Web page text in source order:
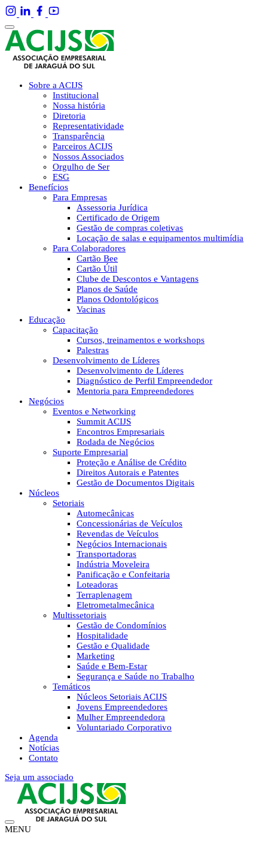
Sobre a ACIJS
Institucional
Nossa história
Diretoria
Representatividade
Transparência
Parceiros ACIJS
Nossos Associados
Orgulho de Ser
ESG
Benefícios
Para Empresas
Assessoria Jurídica
Certificado de Origem
Gestão de compras coletivas
Locação de salas e equipamentos multimídia
Para Colaboradores
Cartão Bee
Cartão Útil
Clube de Descontos e Vantagens
Planos de Saúde
Planos Odontológicos
Vacinas
Educação
Capacitação
Cursos, treinamentos e workshops
Palestras
Desenvolvimento de Líderes
Desenvolvimento de Líderes
Diagnóstico de Perfil Empreendedor
Mentoria para Empreendedores
Negócios
Eventos e Networking
Summit ACIJS
Encontros Empresariais
Rodada de Negócios
Suporte Empresarial
Proteção e Análise de Crédito
Direitos Autorais e Patentes
Gestão de Documentos Digitais
Núcleos
Setoriais
Automecânicas
Concessionárias de Veículos
Revendas de Veículos
Negócios Internacionais
Transportadoras
Indústria Moveleira
Panificação e Confeitaria
Loteadoras
Terraplenagem
Eletrometalmecânica
Multissetoriais
Gestão de Condomínios
Hospitalidade
Gestão e Qualidade
Marketing
Saúde e Bem-Estar
Segurança e Saúde no Trabalho
Temáticos
Núcleos Setoriais ACIJS
Jovens Empreendedores
Mulher Empreendedora
Voluntariado Corporativo
Agenda
Notícias
Contato
Seja um associado
MENU